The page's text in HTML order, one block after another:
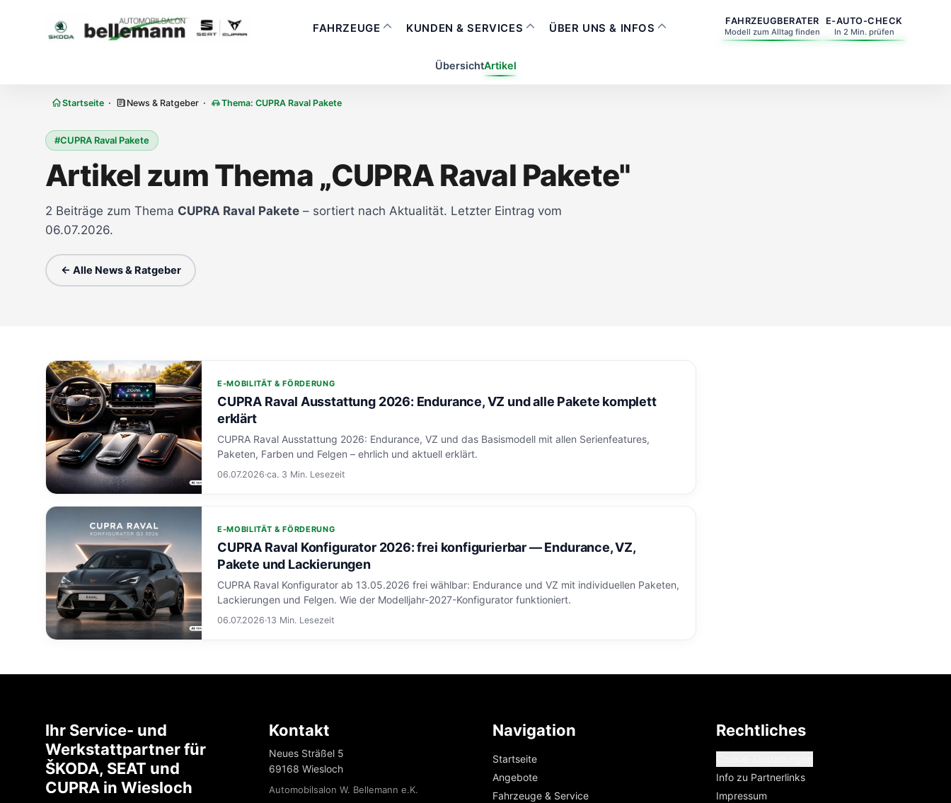
FAHRZEUGE KUNDEN & SERVICES ÜBER UNS & INFOS
FAHRZEUGBERATER
Modell zum Alltag finden
E-AUTO-CHECK
In 2 Min. prüfen
ÜbersichtArtikel
Startseite · News & Ratgeber · Thema: CUPRA Raval Pakete
#CUPRA Raval Pakete
Artikel zum Thema „CUPRA Raval Pakete"
2 Beiträge zum Thema CUPRA Raval Pakete – sortiert nach Aktualität. Letzter Eintrag vom
06.07.2026.
← Alle News & Ratgeber
E-MOBILITÄT & FÖRDERUNG
CUPRA Raval Ausstattung 2026: Endurance, VZ und alle Pakete komplett
erklärt
CUPRA Raval Ausstattung 2026: Endurance, VZ und das Basismodell mit allen Serienfeatures,
Paketen, Farben und Felgen – ehrlich und aktuell erklärt.
06.07.2026·ca. 3 Min. Lesezeit
E-MOBILITÄT & FÖRDERUNG
CUPRA Raval Konfigurator 2026: frei konfigurierbar — Endurance, VZ,
Pakete und Lackierungen
CUPRA Raval Konfigurator ab 13.05.2026 frei wählbar: Endurance und VZ mit individuellen Paketen,
Lackierungen und Felgen. Wie der Modelljahr-2027-Konfigurator funktioniert.
06.07.2026·13 Min. Lesezeit
Ihr Service- und
Werkstattpartner für
ŠKODA, SEAT und
CUPRA in Wiesloch
Kontakt
Neues Sträßel 5
69168 Wiesloch
Automobilsalon W. Bellemann e.K.
Navigation
Startseite
Angebote
Fahrzeuge & Service
Rechtliches
Info zu Partnerlinks
Impressum